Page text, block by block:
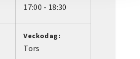
17:00 - 18:30
Veckodag:
Tors